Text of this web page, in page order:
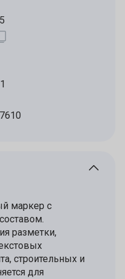
1
маркер с
разметки,
строительных и
для